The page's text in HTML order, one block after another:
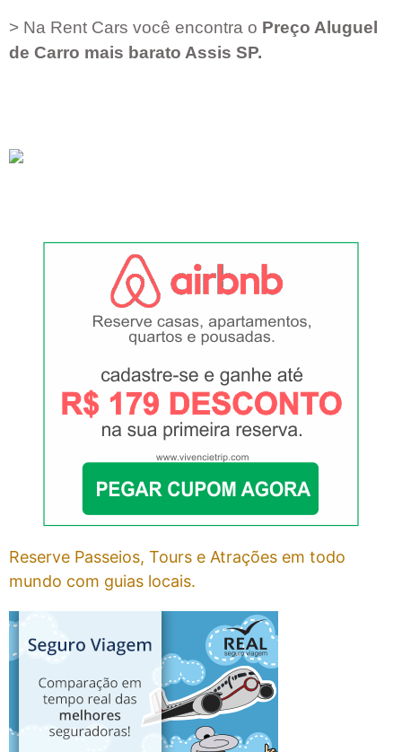
> Na Rent Cars você encontra o Preço Aluguel
de Carro mais barato Assis SP.
Reserve Passeios, Tours e Atrações em todo
mundo com guias locais.